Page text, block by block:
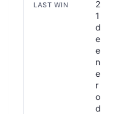
LAST WIN
2
1
d
e
e
n
e
r
o
d